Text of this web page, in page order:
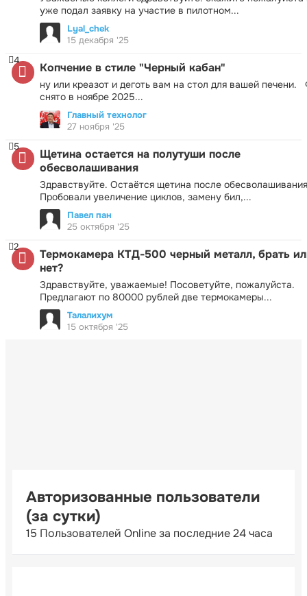
уже подал заявку на участие в пилотном...
Lyal_chek
15 декабря '25
Копчение в стиле "Черный кабан"
ну или креазот и деготь вам на стол для вашей печени.
снято в ноябре 2025...
4
Главный технолог
27 ноября '25
Щетина остается на полутуши после
обесволашивания
Здравствуйте. Остаётся щетина после
Пробовали увеличение циклов, замену бил,...
5
Павел пан
25 октября '25
Термокамера КТД-500 черный металл, брать
нет?
Здравствуйте, уважаемые! Посоветуйте, пожалуйста.
Предлагают по 80000 рублей две термокамеры...
2
Талалихум
15 октября '25
Авторизованные пользователи
(за сутки)
15 Пользователей Online за последние 24 часа